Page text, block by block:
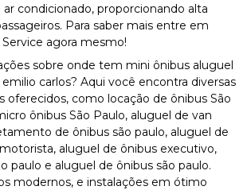
condicionado, proporcionando alta
Para saber mais entre em
agora mesmo!
sobre onde tem mini ônibus aluguel
carlos? Aqui você encontra diversas
oferecidos, como locação de ônibus São
ônibus São Paulo, aluguel de van
de ônibus são paulo, aluguel de
aluguel de ônibus executivo,
paulo e aluguel de ônibus são paulo.
modernos, e instalações em ótimo